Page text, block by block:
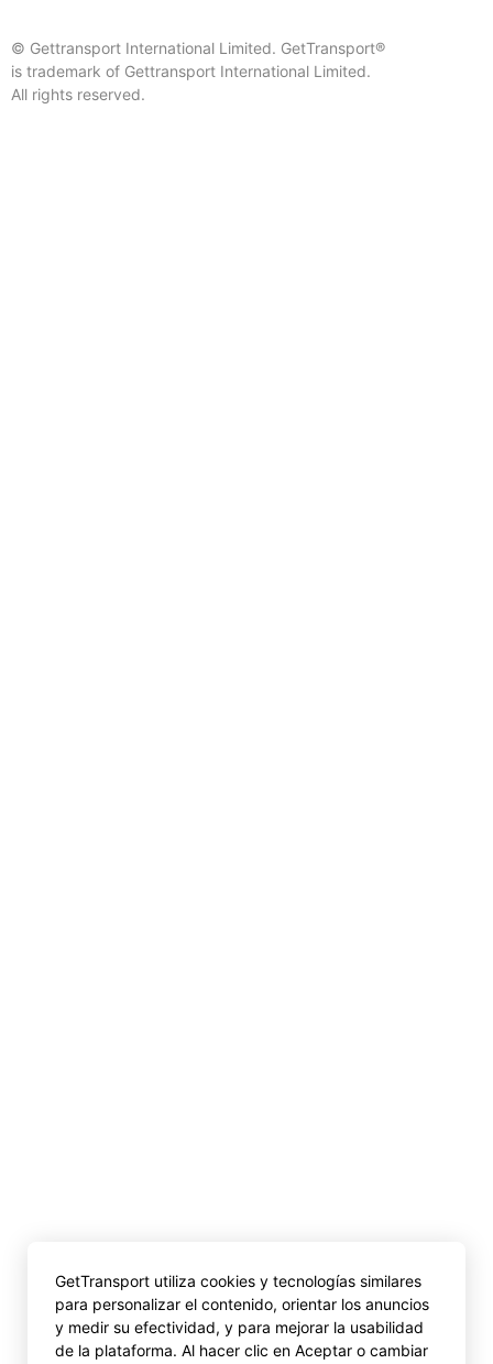
© Gettransport International Limited. GetTransport®
is trademark of Gettransport International Limited.
All rights reserved.
GetTransport utiliza cookies y tecnologías similares
para personalizar el contenido, orientar los anuncios
y medir su efectividad, y para mejorar la usabilidad
de la plataforma. Al hacer clic en Aceptar o cambiar